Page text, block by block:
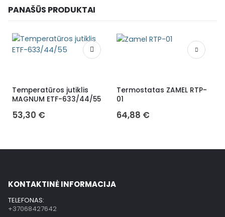
PANAŠŪS PRODUKTAI
Temperatūros jutiklis
MAGNUM ETF-633/44/55
53,30 €
Termostatas ZAMEL RTP-
01
64,88 €
KONTAKTINĖ INFORMACIJA
TELEFONAS:
+37068427642